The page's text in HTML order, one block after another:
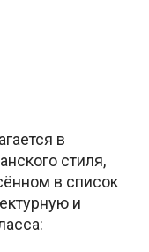
в
стиля,
в список
и